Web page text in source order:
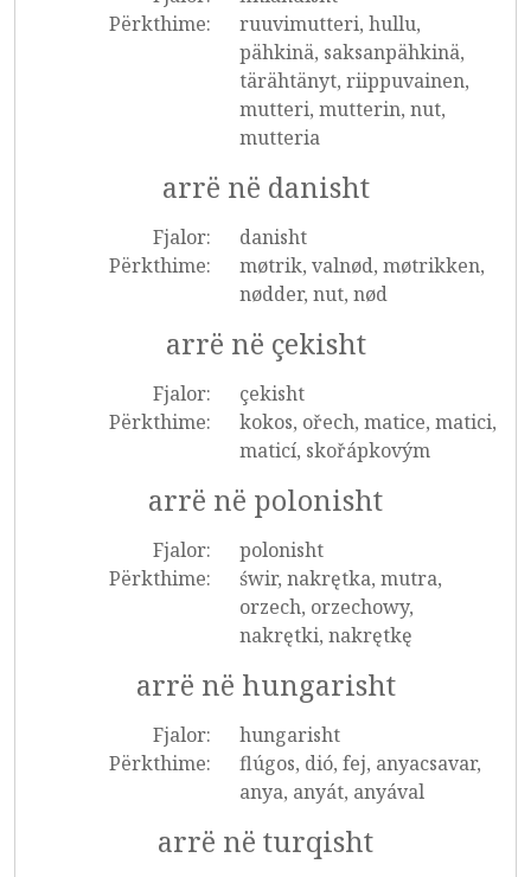
Përkthime:
ruuvimutteri, hullu,
pähkinä, saksanpähkinä,
tärähtänyt, riippuvainen,
mutteri, mutterin, nut,
mutteria
arrë në danisht
Fjalor:
danisht
Përkthime:
møtrik, valnød, møtrikken,
nødder, nut, nød
arrë në çekisht
Fjalor:
çekisht
Përkthime:
kokos, ořech, matice, matici,
maticí, skořápkovým
arrë në polonisht
Fjalor:
polonisht
Përkthime:
świr, nakrętka, mutra,
orzech, orzechowy,
nakrętki, nakrętkę
arrë në hungarisht
Fjalor:
hungarisht
Përkthime:
flúgos, dió, fej, anyacsavar,
anya, anyát, anyával
arrë në turqisht